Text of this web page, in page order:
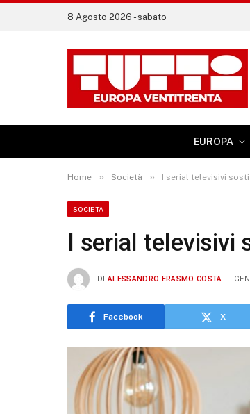
8 Agosto 2026 - sabato
EUROPA
Home » Società » I serial televisivi
SOCIETÀ
I serial televisivi
DI ALESSANDRO ERASMO COSTA
Facebook X